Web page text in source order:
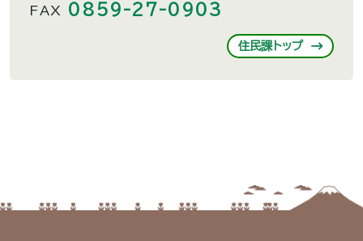
FAX 0859-27-0903
住民課トップ